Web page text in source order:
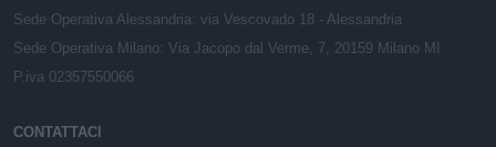
Sede Operativa Alessandria: via Vescovado 18 - Alessandria
Sede Operativa Milano: Via Jacopo dal Verme, 7, 20159 Milano MI
P.iva 02357550066
CONTATTACI